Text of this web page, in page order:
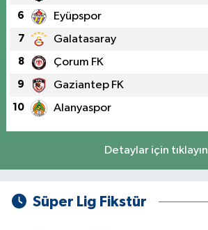
6 Eyüpspor
7 Galatasaray
8 Çorum FK
9 Gaziantep FK
10 Alanyaspor
Detaylar için tıklayın
Süper Lig Fikstür